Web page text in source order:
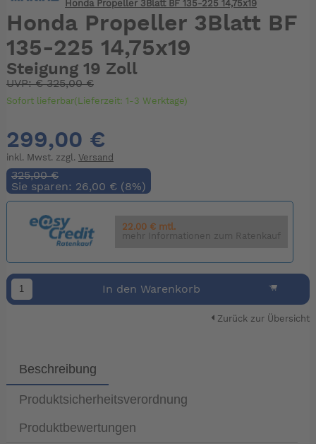
Honda Propeller 3Blatt BF 135-225 14,75x19
Honda Propeller 3Blatt BF
135-225 14,75x19
Steigung 19 Zoll
UVP:€325,00 €
Sofort lieferbar(Lieferzeit: 1-3 Werktage)
299,00 €
inkl. Mwst. zzgl. Versand
325,00 €
Sie sparen: 26,00 € (8%)
22.00 € mtl.
mehr Informationen zum Ratenkauf
In den Warenkorb
Zurück zur Übersicht
Beschreibung
Produktsicherheitsverordnung
Produktbewertungen